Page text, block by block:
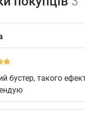
бустер, такого